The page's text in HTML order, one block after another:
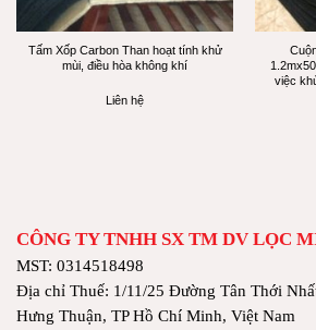
Tấm Xốp Carbon Than hoạt tính khử
mùi, điều hòa không khí
Liên hệ
việc
CÔNG TY TNHH SX TM DV LỌC
MST: 0314518498
Địa chỉ Thuế: 1/11/25 Đường Tân Thới
Hưng Thuận, TP Hồ Chí Minh, Việt Nam